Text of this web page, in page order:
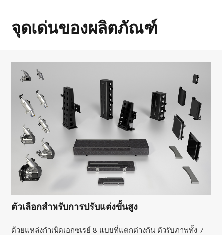
จุดเด่นของผลิตภัณฑ์
ตัวเลือกสำหรับการปรับแต่งขั้นสูง
ด้วยแหล่งกำเนิดเอกซเรย์ 8 แบบที่แตกต่างกัน ตัวรับภาพทั้ง 7